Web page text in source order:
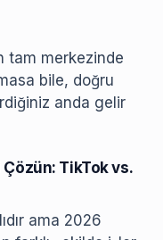
tam merkezinde
bile, doğru
anda gelir
Çözün: TikTok vs.
ama 2026